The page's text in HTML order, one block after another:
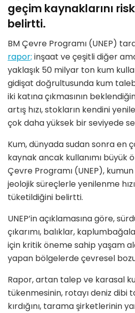
geçim kaynaklarını
belirtti.
BM Çevre Programı (UNEP)
rapor; inşaat ve çeşitli diğer
yaklaşık 50 milyar ton kum
gidişat doğrultusunda kum
iki katına çıkmasının
artış hızı, stokların kendini
çok daha yüksek bir seviyede
Kum, dünyada sudan sonra en
kaynak ancak kullanımı büyük
Çevre Programı (UNEP),
jeolojik süreçlerle yenilenme
tüketildiğini belirtti.
UNEP’in açıklamasına göre,
çıkarımı, balıklar,
için kritik öneme sahip yaşam
yapan bölgelerde çevresel
Rapor, artan talep ve karasal
tükenmesinin, rotayı deniz
kırdığını, tarama şirketlerinin